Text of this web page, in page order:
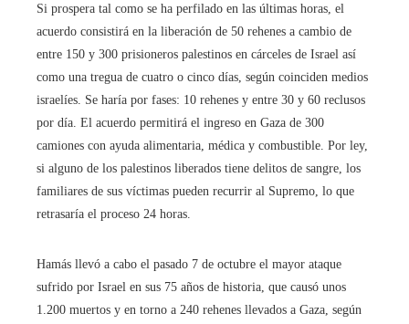
Si prospera tal como se ha perfilado en las últimas horas, el
acuerdo consistirá en la liberación de 50 rehenes a cambio de
entre 150 y 300 prisioneros palestinos en cárceles de Israel así
como una tregua de cuatro o cinco días, según coinciden medios
israelíes. Se haría por fases: 10 rehenes y entre 30 y 60 reclusos
por día. El acuerdo permitirá el ingreso en Gaza de 300
camiones con ayuda alimentaria, médica y combustible. Por ley,
si alguno de los palestinos liberados tiene delitos de sangre, los
familiares de sus víctimas pueden recurrir al Supremo, lo que
retrasaría el proceso 24 horas.
Hamás llevó a cabo el pasado 7 de octubre el mayor ataque
sufrido por Israel en sus 75 años de historia, que causó unos
1.200 muertos y en torno a 240 rehenes llevados a Gaza, según